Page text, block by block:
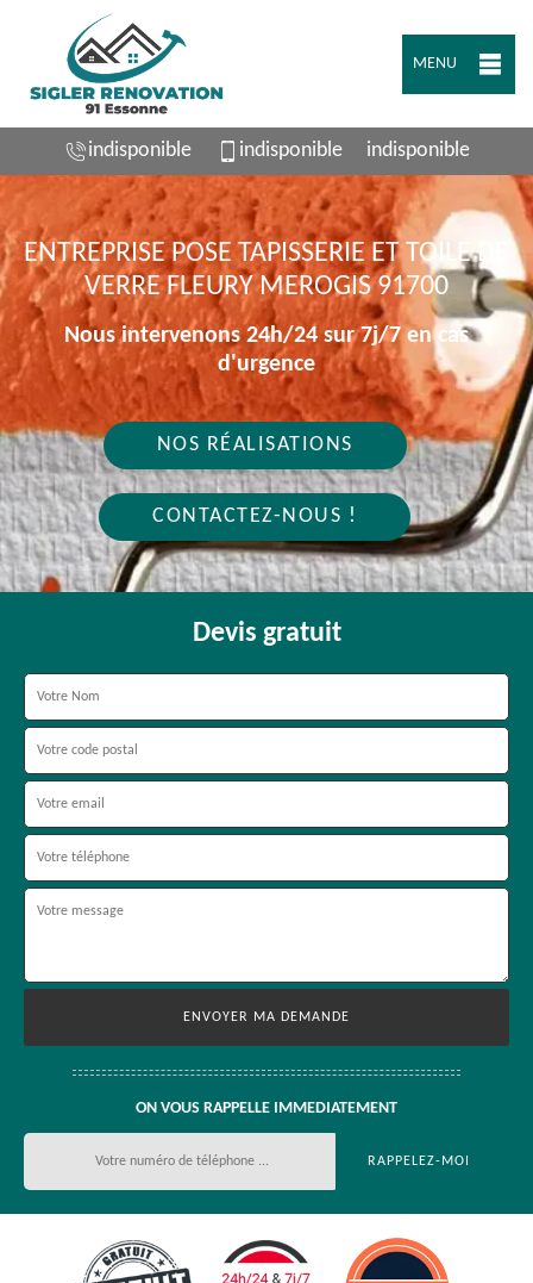
MENU
indisponible indisponible indisponible
ENTREPRISE POSE TAPISSERIE ET TOILE DE
VERRE FLEURY MEROGIS 91700
Nous intervenons 24h/24 sur 7j/7 en cas
d'urgence
NOS RÉALISATIONS
CONTACTEZ-NOUS !
Devis gratuit
ON VOUS RAPPELLE IMMEDIATEMENT